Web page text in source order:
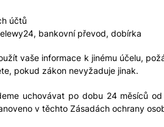
účtů
bankovní převod, dobírka
vaše informace k jinému účelu,
pokud zákon nevyžaduje jinak.
uchovávat po dobu 24 měsíců
v těchto Zásadách ochrany